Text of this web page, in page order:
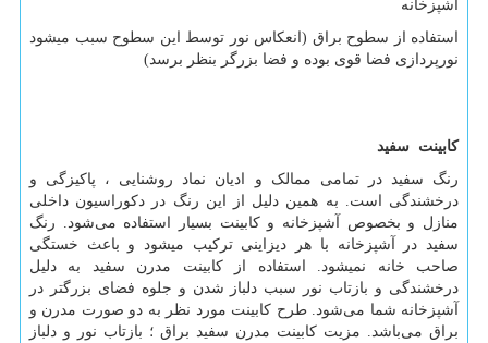
آشپزخانه
استفاده از سطوح براق (انعکاس نور توسط این سطوح سبب میشود
نورپردازی فضا قوی بوده و فضا بزرگر بنظر برسد)
کابینت سفید
رنگ سفید در تمامی ممالک و ادیان نماد روشنایی ، پاکیزگی و
درخشندگی است. به همین دلیل از این رنگ در دکوراسیون داخلی
منازل و بخصوص آشپزخانه و کابینت بسیار استفاده می‌شود. رنگ
سفید در آشپزخانه با هر دیزاینی ترکیب میشود و باعث خستگی
صاحب خانه نمیشود. استفاده از کابینت مدرن سفید به دلیل
درخشندگی و بازتاب نور سبب دلباز شدن و جلوه فضای بزرگتر در
آشپزخانه شما می‌شود. طرح کابینت مورد نظر به دو صورت مدرن و
براق می‌باشد. مزیت کابینت مدرن سفید براق ؛ بازتاب نور و دلباز